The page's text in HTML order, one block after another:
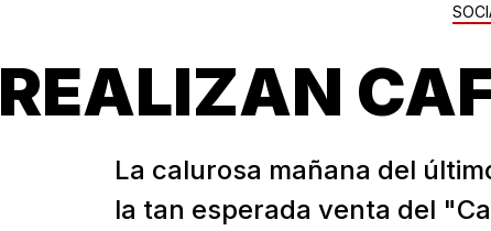
REALIZAN
La calurosa mañana del
la tan esperada venta del